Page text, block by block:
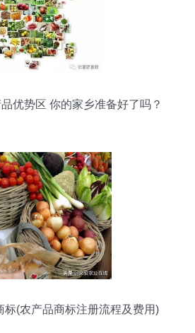
优势区 你的家乡准备好了吗？
标(农产品商标注册流程及费用)